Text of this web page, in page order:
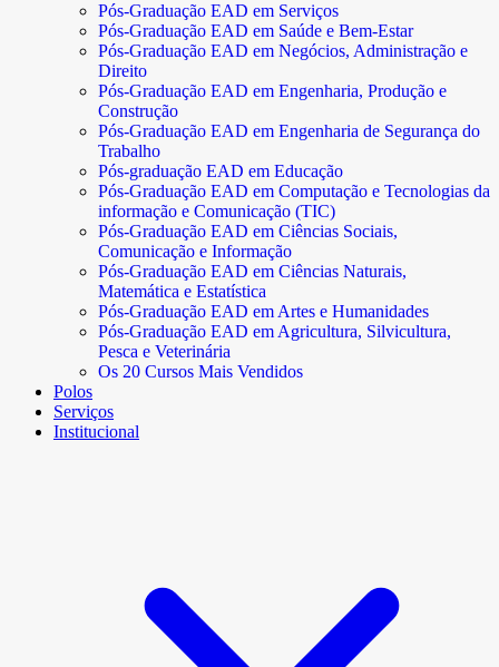
Pós-Graduação EAD em Serviços
Pós-Graduação EAD em Saúde e Bem-Estar
Pós-Graduação EAD em Negócios, Administração e
Direito
Pós-Graduação EAD em Engenharia, Produção e
Construção
Pós-Graduação EAD em Engenharia de Segurança do
Trabalho
Pós-graduação EAD em Educação
Pós-Graduação EAD em Computação e Tecnologias da
informação e Comunicação (TIC)
Pós-Graduação EAD em Ciências Sociais,
Comunicação e Informação
Pós-Graduação EAD em Ciências Naturais,
Matemática e Estatística
Pós-Graduação EAD em Artes e Humanidades
Pós-Graduação EAD em Agricultura, Silvicultura,
Pesca e Veterinária
Os 20 Cursos Mais Vendidos
Polos
Serviços
Institucional